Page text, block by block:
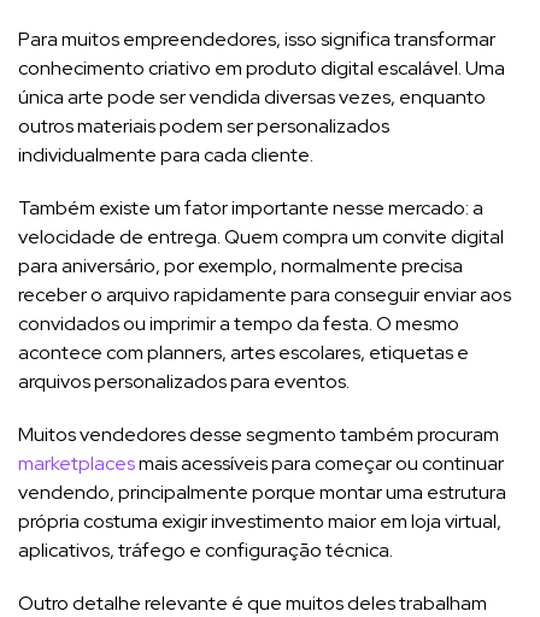
Para muitos empreendedores, isso significa transformar
conhecimento criativo em produto digital escalável. Uma
única arte pode ser vendida diversas vezes, enquanto
outros materiais podem ser personalizados
individualmente para cada cliente.
Também existe um fator importante nesse mercado: a
velocidade de entrega. Quem compra um convite digital
para aniversário, por exemplo, normalmente precisa
receber o arquivo rapidamente para conseguir enviar aos
convidados ou imprimir a tempo da festa. O mesmo
acontece com planners, artes escolares, etiquetas e
arquivos personalizados para eventos.
Muitos vendedores desse segmento também procuram
marketplacesmais acessíveis para começar ou continuar
vendendo, principalmente porque montar uma estrutura
própria costuma exigir investimento maior em loja virtual,
aplicativos, tráfego e configuração técnica.
Outro detalhe relevante é que muitos deles trabalham